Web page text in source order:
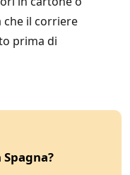
che il corriere
prima di